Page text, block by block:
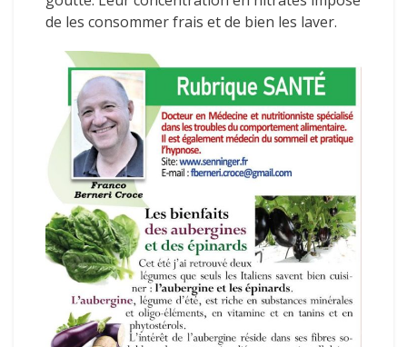
de les consommer frais et de bien les laver.